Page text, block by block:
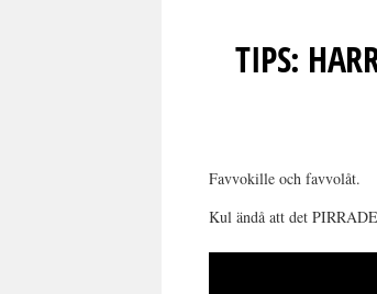
TIPS:
Favvokille och favvolåt.
Kul ändå att det